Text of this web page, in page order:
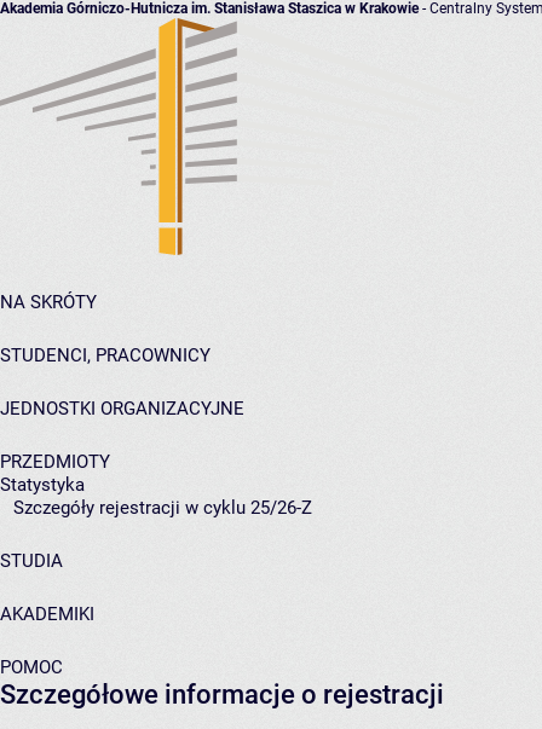
Akademia Górniczo-Hutnicza im. Stanisława Staszica w Krakowie- Centralny
NA SKRÓTY
STUDENCI, PRACOWNICY
JEDNOSTKI ORGANIZACYJNE
PRZEDMIOTY
Statystyka
Szczegóły rejestracji w cyklu 25/26-Z
STUDIA
AKADEMIKI
POMOC
Szczegółowe informacje o rejestracji